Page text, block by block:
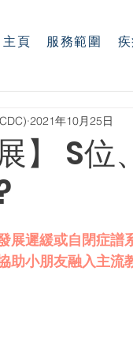
主頁 服務範圍
】 S
2021年10月25日
展遲緩或自閉症譜
助小朋友融入主流